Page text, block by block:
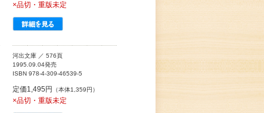
×品切・重版未定
河出文庫 ／ 576頁
1995.09.04発売
ISBN 978-4-309-46539-5
定価1,495円 （本体1,359円）
×品切・重版未定